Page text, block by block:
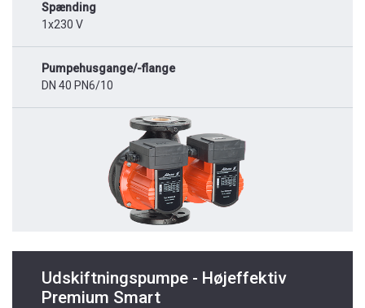
Spænding
1x230 V
Pumpehusgange/-flange
DN 40 PN6/10
Udskiftningspumpe - Højeffektiv
Premium Smart